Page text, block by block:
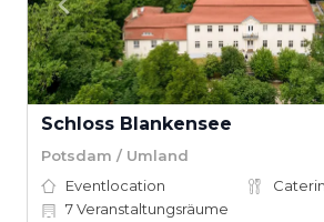
Schloss Blankensee
Potsdam / Umland
Eventlocation
7Veranstaltungsräume